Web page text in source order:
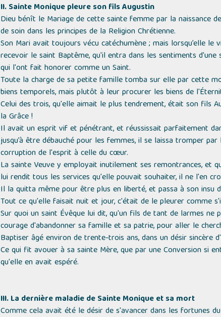
II. Sainte Monique pleure son fils Augustin
Dieu bénît le Mariage de cette sainte femme par la naissance
de soin dans les principes de la Religion Chrétienne.
Son Mari avait toujours vécu catéchumène ; mais lorsqu’elle
recevoir le saint Baptême, qu'il entra dans les sentiments
qui l'ont fait honorer comme un Saint.
Toute la charge de sa petite famille tomba sur elle par cette
biens temporels, mais plutôt à leur procurer les biens de
Celui des trois, qu'elle aimait le plus tendrement, était son fils
la Grâce !
Il avait un esprit vif et pénétrant, et réussissait parfaitement
jusqu’à être débauché pour les femmes, il se laissa tromper
corruption de l'esprit à celle du cœur.
La sainte Veuve y employait inutilement ses remontrances, et
lui rendit tous les services qu'elle pouvait souhaiter, il ne l'en
Il la quitta même pour être plus en liberté, et passa à son insu
Tout ce qu'elle faisait nuit et jour, c'était de le pleurer comme
Sur quoi un saint Évêque lui dit, qu'un fils de tant de larmes
courage d'abandonner sa famille et sa patrie, pour aller le
Baptiser âgé environ de trente-trois ans, dans un désir sincère
Ce qui fit avouer à sa sainte Mère, que par une Conversion si
qu'elle en avait espéré.
III. La dernière maladie de Sainte Monique et sa mort
Comme cela avait été le désir de s'avancer dans les fortunes